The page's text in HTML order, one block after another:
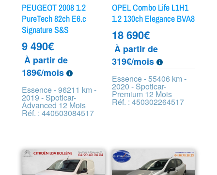
PEUGEOT 2008 1.2
PureTech 82ch E6.c
Signature S&S
9 490€
À partir de
189€/mois
Essence - 96211 km -
2019 - Spoticar-
Advanced 12 Mois
Réf. : 440503084517
OPEL Combo Life L1H1
1.2 130ch Elegance BVA8
18 690€
À partir de
319€/mois
Essence - 55406 km -
2020 - Spoticar-
Premium 12 Mois
Réf. : 450302264517